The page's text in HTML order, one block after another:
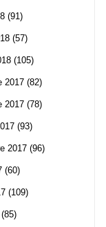
(91)
(57)
(105)
2017 (82)
2017 (78)
(93)
2017 (96)
(60)
(109)
(85)